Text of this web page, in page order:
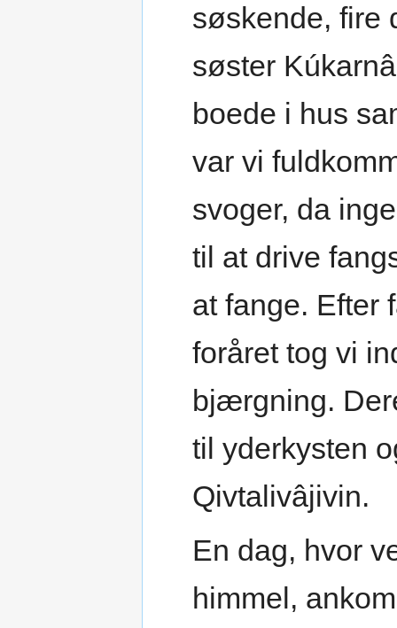
søskende, fire
søster
boede i hus
var vi
svoger, da
til at drive
at fange. Efter
foråret tog vi
bjærgning.
til yderkysten
Qivtalivâjivin.
En dag, hvor
himmel,